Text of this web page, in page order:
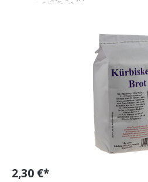
Bildergalerie überspringen
2,30 €*